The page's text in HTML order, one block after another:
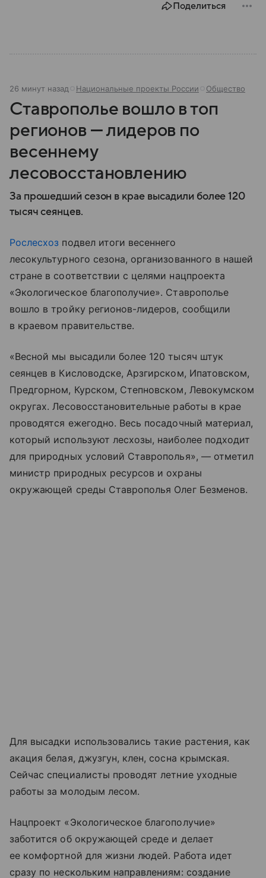
Поделиться
26 минут назад Национальные проекты России Общество
Ставрополье вошло в топ
регионов — лидеров по
весеннему
лесовосстановлению
За прошедший сезон в крае высадили более 120
тысяч сеянцев.
Рослесхоз подвел итоги весеннего
лесокультурного сезона, организованного в нашей
стране в соответствии с целями нацпроекта
«Экологическое благополучие». Ставрополье
вошло в тройку регионов-лидеров, сообщили
в краевом правительстве.
«Весной мы высадили более 120 тысяч штук
сеянцев в Кисловодске, Арзгирском, Ипатовском,
Предгорном, Курском, Степновском, Левокумском
округах. Лесовосстановительные работы в крае
проводятся ежегодно. Весь посадочный материал,
который используют лесхозы, наиболее подходит
для природных условий Ставрополья», — отметил
министр природных ресурсов и охраны
окружающей среды Ставрополья Олег Безменов.
Для высадки использовались такие растения, как
акация белая, джузгун, клен, сосна крымская.
Сейчас специалисты проводят летние уходные
работы за молодым лесом.
Нацпроект «Экологическое благополучие»
заботится об окружающей среде и делает
ее комфортной для жизни людей. Работа идет
сразу по нескольким направлениям: создание